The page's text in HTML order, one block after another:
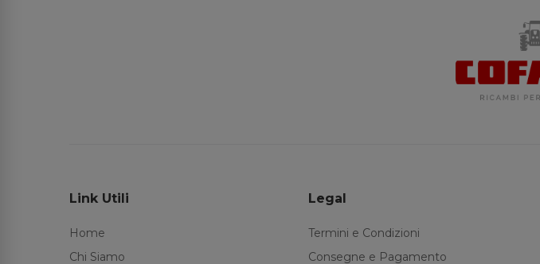
Link Utili
Home
Chi Siamo
Legal
Termini e Condizioni
Consegne e Pagamento